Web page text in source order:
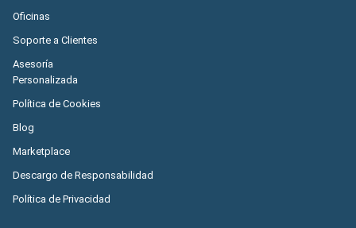
Oficinas
Soporte a Clientes
Asesoría
Personalizada
Política de Cookies
Blog
Marketplace
Descargo de Responsabilidad
Política de Privacidad